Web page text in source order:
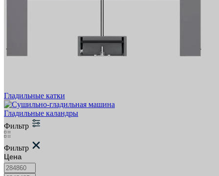
Гладильные катки
Гладильные каландры
Фильтр
Фильтр
Цена